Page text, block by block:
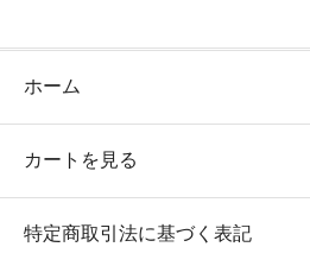
ホーム
カートを見る
特定商取引法に基づく表記